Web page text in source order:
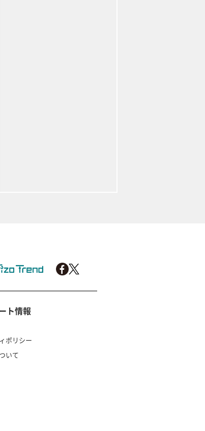
ト情報
ポリシー
いて